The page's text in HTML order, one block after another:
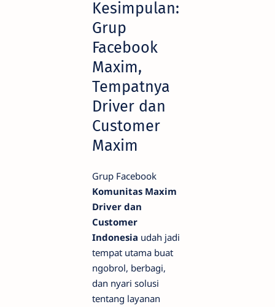
Kesimpulan:
Grup
Facebook
Maxim,
Tempatnya
Driver dan
Customer
Maxim
Grup Facebook
Komunitas Maxim
Driver dan
Customer
Indonesia udah jadi
tempat utama buat
ngobrol, berbagi,
dan nyari solusi
tentang layanan